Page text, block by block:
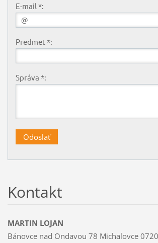
E-mail *:
Predmet *:
Správa *:
Kontakt
MARTIN LOJAN
Bánovce nad Ondavou 78 Michalovce